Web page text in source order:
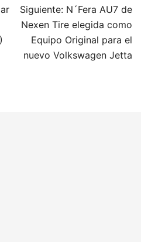
Siguiente: N´Fera AU7 de
Nexen Tire elegida como
Equipo Original para el
nuevo Volkswagen Jetta